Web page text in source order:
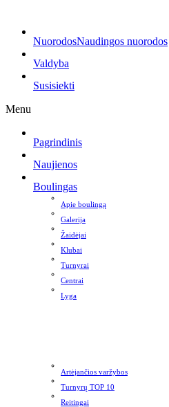
NuorodosNaudingos nuorodos
Valdyba
Susisiekti
Menu
Pagrindinis
Naujienos
Boulingas
Apie boulingą
Galerija
Žaidėjai
Klubai
Turnyrai
Centrai
Lyga
Artėjančios varžybos
Turnyrų TOP 10
Reitingai